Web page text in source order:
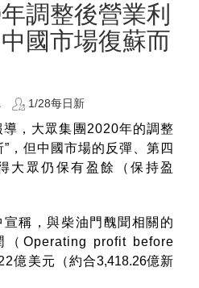
調整後營業利
國市場復蘇而
1/28每日新
導，大眾集團 2020年的調整
，但中國市場的反彈、第四
大眾仍保有盈餘（保持盈
稱，與柴油門醜聞相關的
（Operating profit before
億美元（約合3,418.26億新